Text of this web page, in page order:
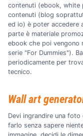
contenuti (ebook, white
contenuti (blog
ed io) è poter accedere
parte è materiale
ebook che poi vengono
serie "For Dummies").
periodicamente per
tecnico.
Wall art
Devi ingrandire una
farlo senza sapere